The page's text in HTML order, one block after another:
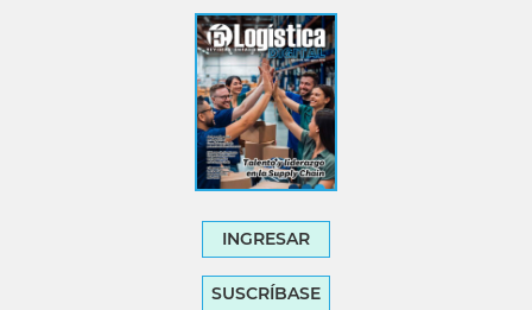
INGRESAR
SUSCRÍBASE